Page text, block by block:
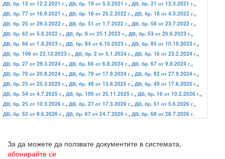
ДВ, бр. 12 от 12.2.2021 г., ДВ, бр. 19 от 5.3.2021 г., ДВ, бр. 21 от 12.3.2021 г.,
ДВ, бр. 77 от 16.9.2021 г., ДВ, бр. 16 от 25.2.2022 г., ДВ, бр. 18 от 4.3.2022 г.,
ДВ, бр. 25 от 29.3.2022 г., ДВ, бр. 51 от 1.7.2022 г., ДВ, бр. 58 от 23.7.2022 г.,
ДВ, бр. 62 от 5.8.2022 г., ДВ, бр. 8 от 25.1.2023 г., ДВ, бр. 53 от 20.6.2023 г.,
ДВ, бр. 66 от 1.8.2023 г., ДВ, бр. 84 от 6.10.2023 г., ДВ, бр. 85 от 10.10.2023 г.,
ДВ, бр. 106 от 22.12.2023 г., ДВ, бр. 2 от 5.1.2024 г., ДВ, бр. 16 от 23.2.2024 г.,
ДВ, бр. 27 от 29.3.2024 г., ДВ, бр. 66 от 6.8.2024 г., ДВ, бр. 67 от 9.8.2024 г.,
ДВ, бр. 70 от 20.8.2024 г., ДВ, бр. 79 от 17.9.2024 г., ДВ, бр. 82 от 27.9.2024 г.,
ДВ, бр. 25 от 25.3.2025 г., ДВ, бр. 48 от 13.6.2025 г., ДВ, бр. 49 от 17.6.2025 г.,
ДВ, бр. 54 от 4.7.2025 г., ДВ, бр. 100 от 25.11.2025 г., ДВ, бр. 16 от 10.2.2026 г.,
ДВ, бр. 25 от 10.3.2026 г., ДВ, бр. 27 от 17.3.2026 г., ДВ, бр. 51 от 5.6.2026 г.,
ДВ, бр. 52 от 8.6.2026 г., ДВ, бр. 67 от 24.7.2026 г., ДВ, бр. 68 от 28.7.2026 г.
За да можете да ползвате документите в системата,
абонирайте се